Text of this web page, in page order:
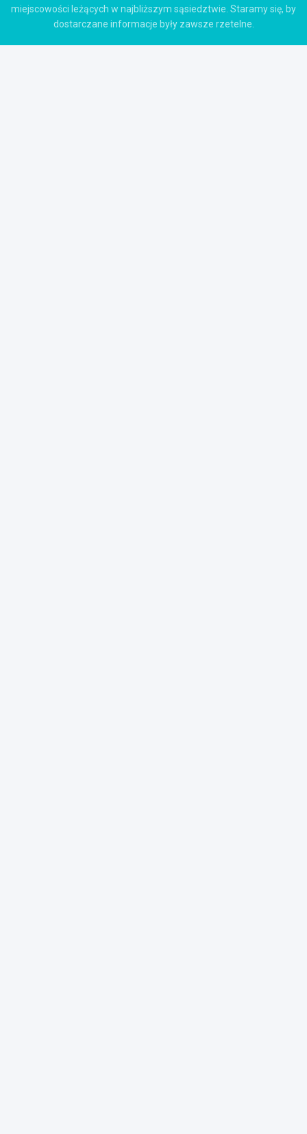
miejscowości leżących w najbliższym sąsiedztwie. Staramy się, by
dostarczane informacje były zawsze rzetelne.